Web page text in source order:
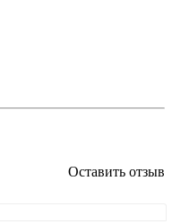
Оставить отзыв